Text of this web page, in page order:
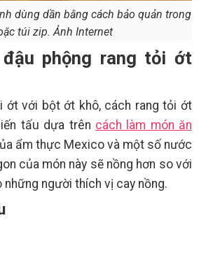
dùng dần bằng cách bảo quản trong
túi zip. Ảnh Internet
phộng rang tỏi ớt
ớt với bột ớt khô, cách rang tỏi ớt
tấu dựa trên cách làm món ăn
ẩm thực Mexico và một số nước
của món này sẽ nồng hơn so với
người thích vị cay nồng.